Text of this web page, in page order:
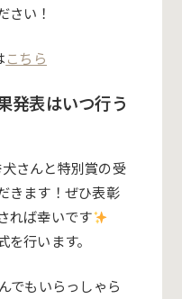
さい！
こちら
発表はいつ行う
さんと特別賞の受
きます！ぜひ表彰
れば幸いです
行います。
でもいらっしゃら